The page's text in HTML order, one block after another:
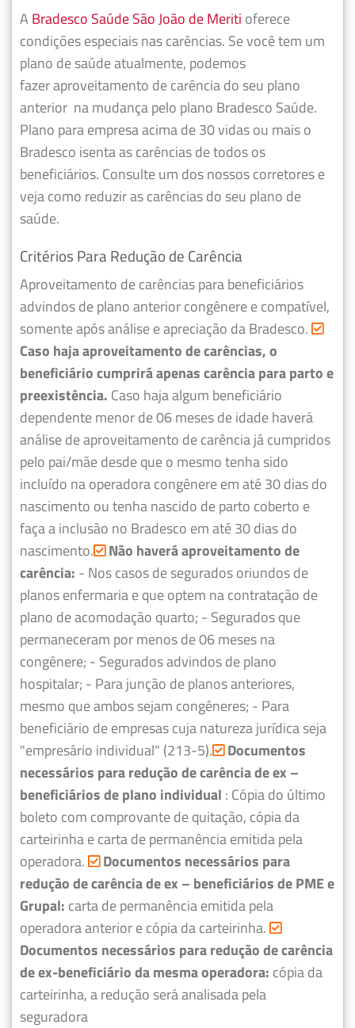
A Bradesco Saúde São João de Meriti oferece
condições especiais nas carências. Se você tem um
plano de saúde atualmente, podemos
fazeraproveitamento de carência do seu plano
anterior na mudança pelo plano Bradesco Saúde.
Plano para empresa acima de 30 vidas ou mais o
Bradesco isenta as carências de todos os
beneficiários. Consulte um dos nossos corretores e
veja como reduzir as carências do seu plano de
saúde.
Critérios Para Redução de Carência
Aproveitamento de carências para beneficiários
advindos de plano anterior congênere e compatível,
somente após análise e apreciação da Bradesco.
Caso haja aproveitamento de carências, o
beneficiário cumprirá apenas carência para parto e
preexistência. Caso haja algum beneficiário
dependente menor de 06 meses de idade haverá
análise de aproveitamento de carência já cumpridos
pelo pai/mãe desde que o mesmo tenha sido
incluído na operadora congênere em até 30 dias do
nascimento ou tenha nascido de parto coberto e
faça a inclusão no Bradesco em até 30 dias do
nascimento. Não haverá aproveitamento de
carência: - Nos casos de segurados oriundos de
planos enfermaria e que optem na contratação de
plano de acomodação quarto; - Segurados que
permaneceram por menos de 06 meses na
congênere; - Segurados advindos de plano
hospitalar; - Para junção de planos anteriores,
mesmo que ambos sejam congêneres; - Para
beneficiário de empresas cuja natureza jurídica seja
"empresário individual" (213-5). Documentos
necessários para redução de carência de ex –
beneficiários de plano individual : Cópia do último
boleto com comprovante de quitação, cópia da
carteirinha e carta de permanência emitida pela
operadora.
Documentos necessários para
redução de carência de ex – beneficiários de PME e
Grupal: carta de permanência emitida pela
operadora anterior e cópia da carteirinha.
Documentos necessários para redução de carência
de ex-beneficiário da mesma operadora: cópia da
carteirinha, a redução será analisada pela
seguradora